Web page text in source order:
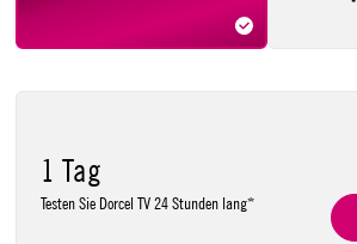
1 Tag
Testen Sie Dorcel TV 24 Stunden lang*